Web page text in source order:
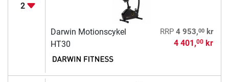
2
Darwin Motionscykel
HT30
RRP 4 953,00kr
4 401,00kr